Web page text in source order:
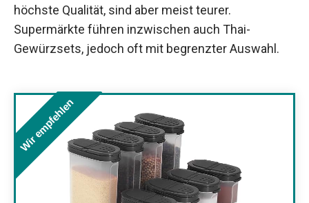
höchste Qualität, sind aber meist teurer.
Supermärkte führen inzwischen auch Thai-
Gewürzsets, jedoch oft mit begrenzter Auswahl.
Wir empfehlen